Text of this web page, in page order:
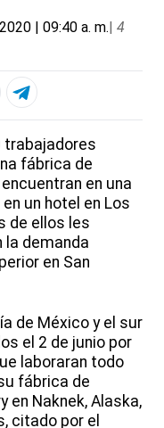
| 09:40 a. m.| 4
trabajadores
fábrica de
en una
un hotel en Los
de ellos les
la demanda
en San
de México y el sur
el 2 de junio por
laboraran todo
fábrica de
en Naknek, Alaska,
citado por el